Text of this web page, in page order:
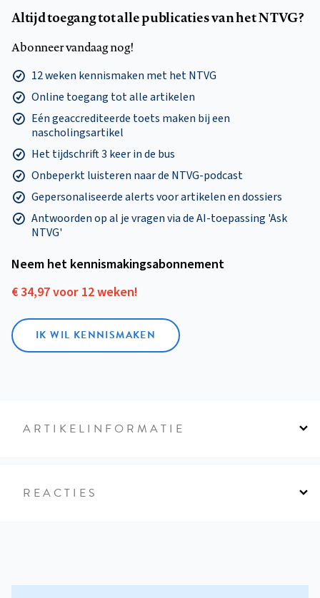
Altijd toegang tot alle publicaties van het NTVG?
Abonneer vandaag nog!
12 weken kennismaken met het NTVG
Online toegang tot alle artikelen
Eén geaccrediteerde toets maken bij een
nascholingsartikel
Het tijdschrift 3 keer in de bus
Onbeperkt luisteren naar de NTVG-podcast
Gepersonaliseerde alerts voor artikelen en dossiers
Antwoorden op al je vragen via de AI-toepassing 'Ask
NTVG'
Neem het kennismakings­abonnement
€ 34,97 voor 12 weken!
IK WIL KENNISMAKEN
ARTIKELINFORMATIE
REACTIES